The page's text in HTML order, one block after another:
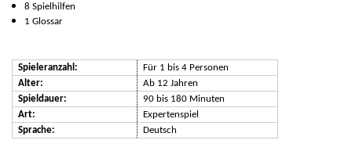
8 Spielhilfen
1 Glossar
Spieleranzahl:
Für 1 bis 4 Personen
Alter:
Ab 12 Jahren
Spieldauer:
90 bis 180 Minuten
Art:
Expertenspiel
Sprache:
Deutsch